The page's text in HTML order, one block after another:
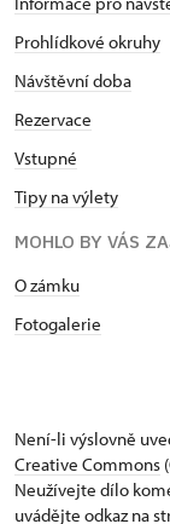
Prohlídkové okruhy
Návštěvní doba
Rezervace
Vstupné
Tipy na výlety
MOHLO BY VÁS
O zámku
Fotogalerie
Není-li výslovně
Creative Commons
Neužívejte dílo
uvádějte odkaz na